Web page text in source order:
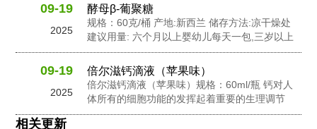
09-19
2025
酵母β-葡聚糖
规格：60克/桶 产地:新西兰 储存方法:凉干燥处
建议用量: 六个月以上婴幼儿每天一包,三岁以上
幼儿每天2包,孕妇及成人每天3包 配料: 抗性糊
精，食用非活性酵母粉，岩藻多糖，水苏糖，酵
母 β-葡聚糖，针叶樱桃粉，黄金奇异果粉，接骨
木莓粉，N-乙酰神经氨酸...
09-19
2025
倍尔滋钙滴液（苹果味）
倍尔滋钙滴液（苹果味）规格：60ml/瓶 钙对人
体所有的细胞功能的发挥起着重要的生理调节
作。钙在人体内含量的不足会影响人体的生长发
相关更新